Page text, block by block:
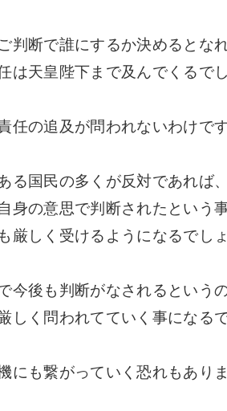
判断で誰にするか決めるとな
は天皇陛下まで及んでくるで
任の追及が問われないわけで
る国民の多くが反対であれば
身の意思で判断されたという
厳しく受けるようになるでし
今後も判断がなされるという
しく問われてていく事になる
にも繋がっていく恐れもあり